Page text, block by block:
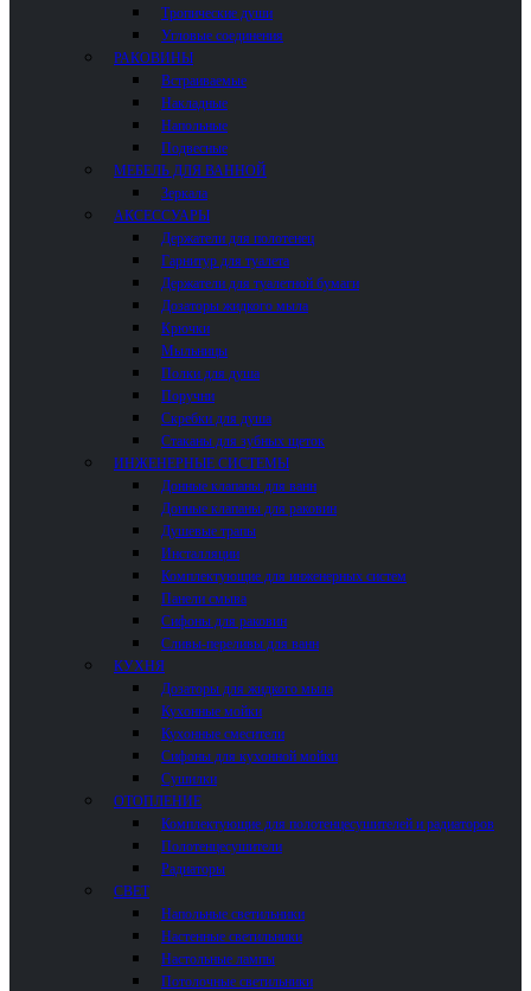
Тропические души
Угловые соединения
РАКОВИНЫ
Встраиваемые
Накладные
Напольные
Подвесные
МЕБЕЛЬ ДЛЯ ВАННОЙ
Зеркала
АКСЕССУАРЫ
Держатели для полотенец
Гарнитур для туалета
Держатели для туалетной бумаги
Дозаторы жидкого мыла
Крючки
Мыльницы
Полки для душа
Поручни
Скребки для душа
Стаканы для зубных щеток
ИНЖЕНЕРНЫЕ СИСТЕМЫ
Донные клапаны для ванн
Донные клапаны для раковин
Душевые трапы
Инсталляции
Комплектующие для инженерных систем
Панели смыва
Сифоны для раковин
Сливы-переливы для ванн
КУХНЯ
Дозаторы для жидкого мыла
Кухонные мойки
Кухонные смесители
Сифоны для кухонной мойки
Сушилки
ОТОПЛЕНИЕ
Комплектующие для полотенцесушителей и радиаторов
Полотенцесушители
Радиаторы
СВЕТ
Напольные светильники
Настенные светильники
Настольные лампы
Потолочные светильники